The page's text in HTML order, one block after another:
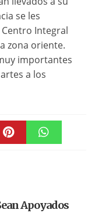
se les
Integral
zona oriente.
importantes
a los
Apoyados